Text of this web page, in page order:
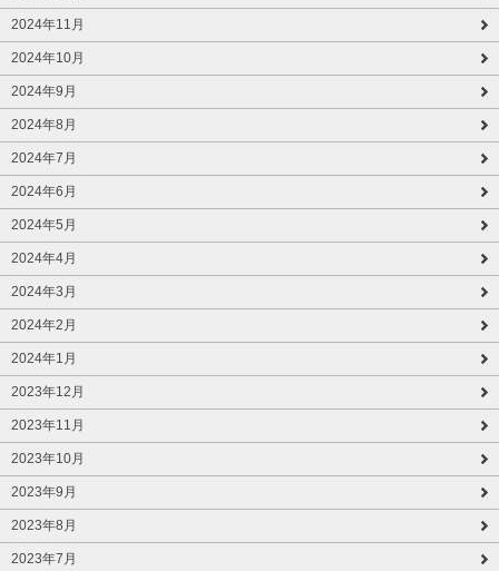
2024年11月
2024年10月
2024年9月
2024年8月
2024年7月
2024年6月
2024年5月
2024年4月
2024年3月
2024年2月
2024年1月
2023年12月
2023年11月
2023年10月
2023年9月
2023年8月
2023年7月